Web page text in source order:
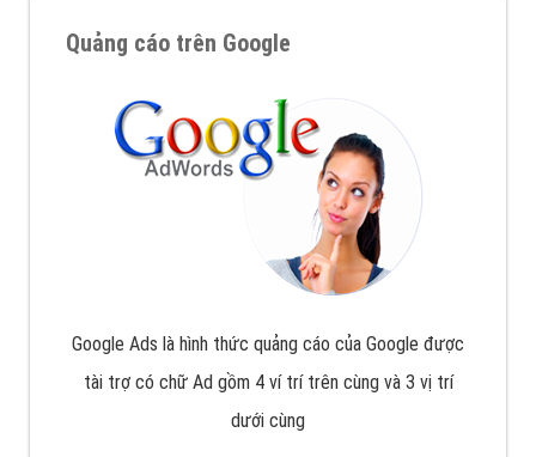
Quảng cáo trên Google
Google Ads là hình thức quảng cáo của Google được
tài trợ có chữ Ad gồm 4 ví trí trên cùng và 3 vị trí
dưới cùng